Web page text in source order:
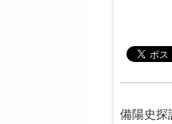
備陽史探